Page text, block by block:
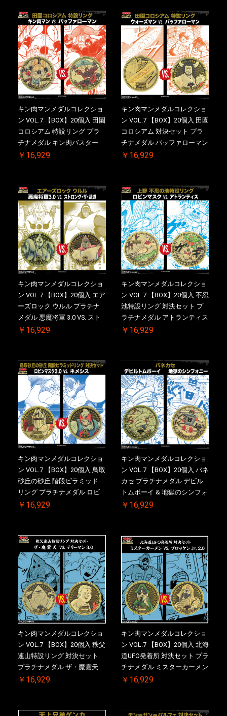
キン肉マンメダルコレクショ
ン VOL.7 【BOX】20個入 田園
コロシアム 特設リング プラ
チナメダル キン肉バスター
VS. キン肉バスターやぶり ケ
【二次受注分】2026/10/30 一
斉出荷予定
￥16,929
キン肉マンメダルコレクショ
ン VOL.7 【BOX】20個入 田園
コロシアム 対決セット プラ
チナメダル バッファローマン
2.0 顎髭 Ver. VS. 光の矢 ケー
【二次受注分】2026/10/30 一
斉出荷予定
￥16,929
キン肉マンメダルコレクショ
ン VOL.7 【BOX】20個入 エア
ーズロック ウルル プラチナ
メダル 悪魔将軍 3.0 VS. スト
ロング・ザ・武道【初回購入
2026/10/30 一斉出荷予定
￥16,929
キン肉マンメダルコレクショ
ン VOL.7 【BOX】20個入 不忍
池特設リング 対決セット プ
ラチナメダル アトランティス
ドライバー VS.ネックカット
メダル(非売品)付
￥16,929
キン肉マンメダルコレクショ
ン VOL.7 【BOX】20個入 鳥取
砂丘の砂丘 階段ピラミッド
リング プラチナメダル ロビ
ンマスク VS.ネメシス 【初回
2026/10/30 一斉出荷予定
￥16,929
キン肉マンメダルコレクショ
ン VOL.7 【BOX】20個入 バネ
カセ プラチナメダル デビル
トムボーイ & 地獄のシンフォ
ニー ケース付き【初回購入特
一斉出荷予定
￥16,929
キン肉マンメダルコレクショ
ン VOL.7 【BOX】20個入 秩父
連山特設リング 対決セット
プラチナメダル ザ・魔雲天
VS. テリーマン 3.0 ケース付
注分】2026/10/30 一斉出荷予
￥16,929
キン肉マンメダルコレクショ
ン VOL.7 【BOX】20個入 北海
道UFO発着所 対決セット プラ
チナメダル ミスターカーメン
VS. ブロッケン Jr. 2.0 ケース
【二次受注分】2026/10/30 一
￥16,929